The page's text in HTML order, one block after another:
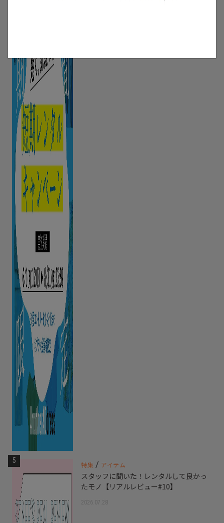
5 特集 / アイテム
スタッフに聞いた！レンタルして良かっ
たモノ【リアルレビュー#10】
2026.07.28